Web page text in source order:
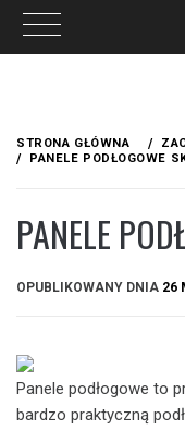
treści
STRONA GŁÓWNA
PANELE PODŁOGOWE
PANELE
OPUBLIKOWANY DNIA 26
Panele podłogowe to
bardzo praktyczną